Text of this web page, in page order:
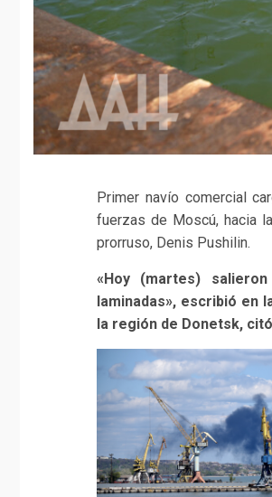
Primer navío comercial
fuerzas de Moscú, hacia
prorruso, Denis Pushilin.
«Hoy (martes)
laminadas», escribió
la región de Donetsk, citó